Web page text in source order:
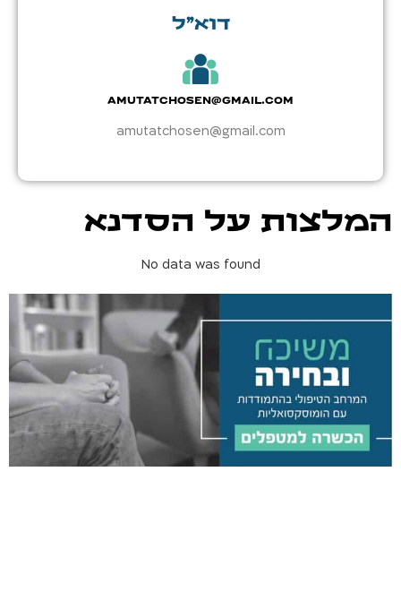
דוא״ל
amutatchosen@gmail.com
amutatchosen@gmail.com
המלצות על הסדנא
No data was found